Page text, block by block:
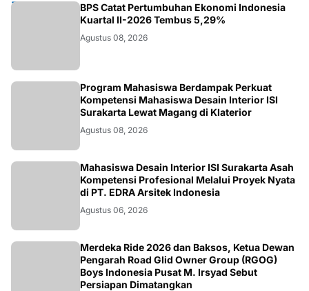
BPS Catat Pertumbuhan Ekonomi Indonesia
Kuartal II-2026 Tembus 5,29%
Agustus 08, 2026
Program Mahasiswa Berdampak Perkuat
Kompetensi Mahasiswa Desain Interior ISI
Surakarta Lewat Magang di Klaterior
Agustus 08, 2026
Mahasiswa Desain Interior ISI Surakarta Asah
Kompetensi Profesional Melalui Proyek Nyata
di PT. EDRA Arsitek Indonesia
Agustus 06, 2026
Merdeka Ride 2026 dan Baksos, Ketua Dewan
Pengarah Road Glid Owner Group (RGOG)
Boys Indonesia Pusat M. Irsyad Sebut
Persiapan Dimatangkan